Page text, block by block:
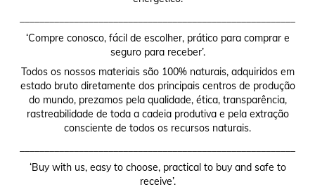
‘Compre conosco, fácil de escolher, prático para comprar e
seguro para receber’.
Todos os nossos materiais são 100% naturais, adquiridos em
estado bruto diretamente dos principais centros de produção
do mundo, prezamos pela qualidade, ética, transparência,
rastreabilidade de toda a cadeia produtiva e pela extração
consciente de todos os recursos naturais.
‘Buy with us, easy to choose, practical to buy and safe to
receive’.